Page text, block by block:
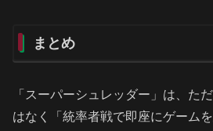
まとめ
「スーパーシュレッダー」は、た
はなく「統率者戦で即座にゲーム